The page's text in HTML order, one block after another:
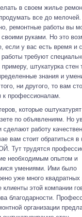
в своем жилье
все до мелочей.
ремонтные работы вы
своими руками. Но это
если у вас есть время и
работы требуют
штукатурка стен
знания и
ни другого, то вам
к профессионалам.
которые
по объявлениям. Но
сделают работу
вам стоит обратиться
Тут трудятся
необходимым опытом и
умениями. Ими было
уже много квадратных
клиенты этой компании
благодарности.
организации